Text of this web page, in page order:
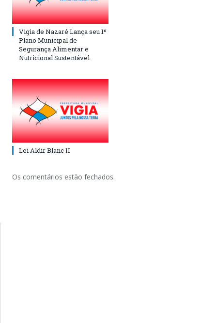
Vigia de Nazaré Lança seu 1º
Plano Municipal de
Segurança Alimentar e
Nutricional Sustentável
Lei Aldir Blanc II
Os comentários estão fechados.